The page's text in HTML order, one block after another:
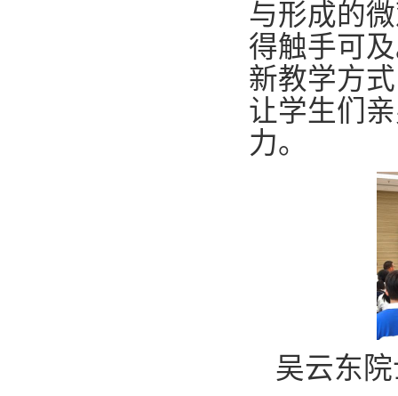
与形成的
得触手可
新教学方
让学生们
力。
吴云东